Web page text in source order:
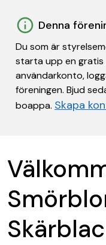
Denna
Du som är
starta upp en
användarkonto,
föreningen. Bjud
boappa. Skapa